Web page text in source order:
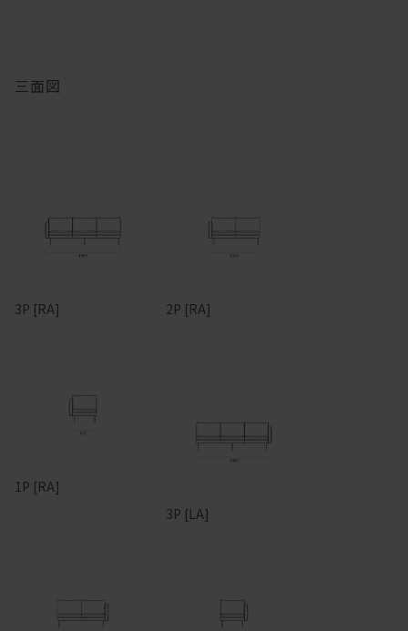
三面図
3P [RA] 2P [RA]
1P [RA]
3P [LA]